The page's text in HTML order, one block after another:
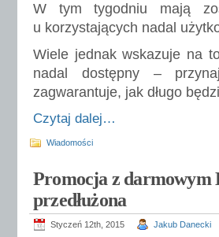
W tym tygodniu mają
u korzystających nadal
Wiele jednak wskazuje na
nadal dostępny –
zagwarantuje, jak długo
Czytaj dalej…
Wiadomości
Promocja z
przedłużona
Styczeń 12th, 2015 Jakub Danecki